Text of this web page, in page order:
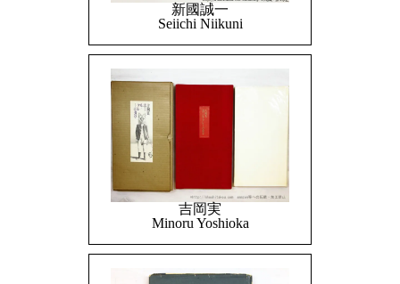
新國誠一
Seiichi Niikuni
吉岡実
Minoru Yoshioka